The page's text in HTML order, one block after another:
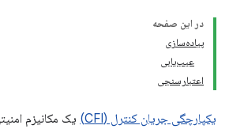
در این صفحه
پیاده‌سازی
عیب‌یابی
اعتبارسنجی
یکپارچگی جریان کنترل (CFI)
یک مکانیزم